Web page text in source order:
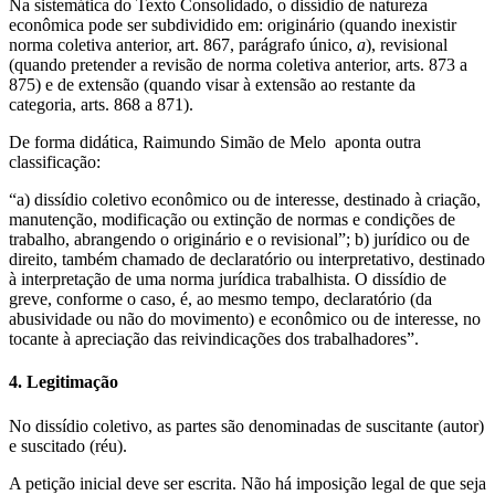
Na sistemática do Texto Consolidado, o dissídio de natureza
econômica pode ser subdividido em: originário (quando inexistir
norma coletiva anterior, art. 867, parágrafo único, a), revisional
(quando pretender a revisão de norma coletiva anterior, arts. 873 a
875) e de extensão (quando visar à extensão ao restante da
categoria, arts. 868 a 871).
De forma didática, Raimundo Simão de Melo aponta outra
classificação:
“a) dissídio coletivo econômico ou de interesse, destinado à criação,
manutenção, modificação ou extinção de normas e condições de
trabalho, abrangendo o originário e o revisional”; b) jurídico ou de
direito, também chamado de declaratório ou interpretativo, destinado
à interpretação de uma norma jurídica trabalhista. O dissídio de
greve, conforme o caso, é, ao mesmo tempo, declaratório (da
abusividade ou não do movimento) e econômico ou de interesse, no
tocante à apreciação das reivindicações dos trabalhadores”.
4. Legitimação
No dissídio coletivo, as partes são denominadas de suscitante (autor)
e suscitado (réu).
A petição inicial deve ser escrita. Não há imposição legal de que seja